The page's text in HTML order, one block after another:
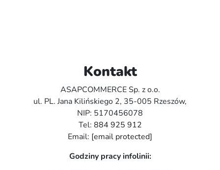
Kontakt
ASAPCOMMERCE Sp. z o.o.
ul. PL. Jana Kilińskiego 2, 35-005 Rzeszów,
NIP: 5170456078
Tel: 884 925 912
Email: [email protected]
Godziny pracy infolinii: